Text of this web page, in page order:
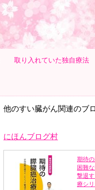
取り入れていた独自療法
他のすい臓がん関連のブ
にほんブログ村
期待
困難
撃退
療シ